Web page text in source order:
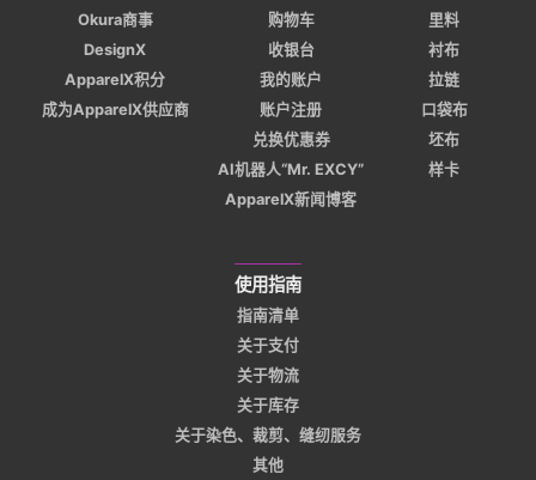
Okura商事
DesignX
ApparelX积分
成为ApparelX供应商
购物车
收银台
我的账户
账户注册
兑换优惠券
AI机器人“Mr. EXCY”
ApparelX新闻博客
里料
衬布
拉链
口袋布
坯布
样卡
使用指南
指南清单
关于支付
关于物流
关于库存
关于染色、裁剪、缝纫服务
其他